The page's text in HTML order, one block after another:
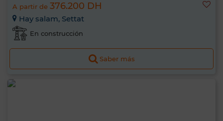
A partir de 376.200 DH
Hay salam, Settat
En construcción
Saber más